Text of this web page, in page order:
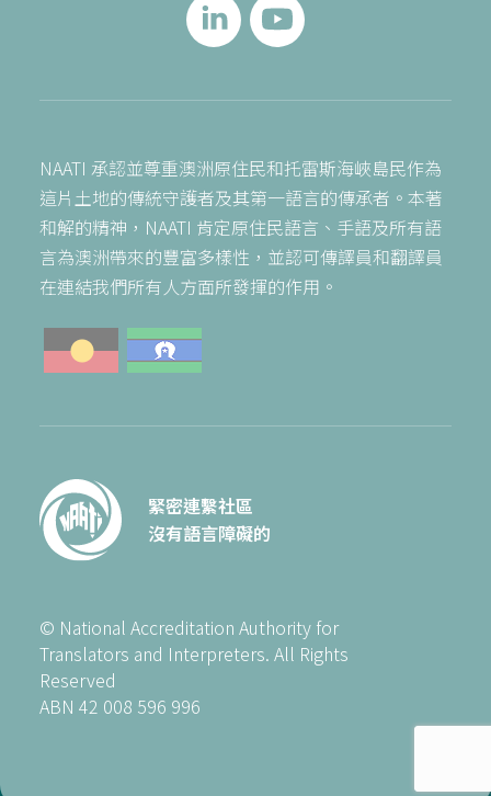
NAATI 承認並尊重澳洲原住民和托雷斯海峽島民作為
這片土地的傳統守護者及其第一語言的傳承者。本著
和解的精神，NAATI 肯定原住民語言、手語及所有語
言為澳洲帶來的豐富多樣性，並認可傳譯員和翻譯員
在連結我們所有人方面所發揮的作用。
緊密連繫社區
沒有語言障礙的
© National Accreditation Authority for
Translators and Interpreters. All Rights
Reserved
ABN 42 008 596 996